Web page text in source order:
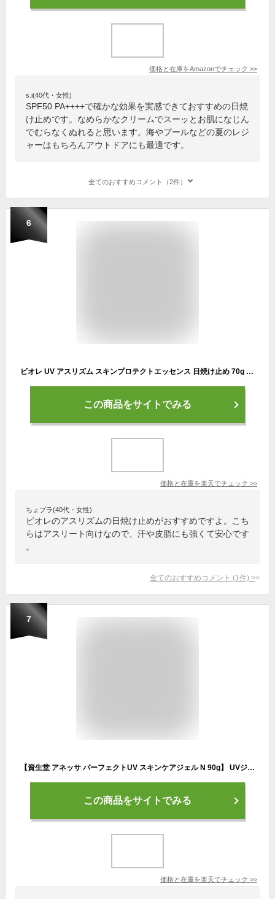
価格と在庫をAmazonでチェック >>
s.i(40代・女性)
SPF50 PA++++で確かな効果を実感できておすすめの日焼
け止めです。なめらかなクリームでスーッとお肌になじん
でむらなくぬれると思います。海やプールなどの夏のレジ
ャーはもちろんアウトドアにも最適です。
全てのおすすめコメント（2件）
6
ビオレ UV アスリズム スキンプロテクトエッセンス 日焼け止め 70g SPF50+/PA++++
この商品をサイトでみる
価格と在庫を楽天でチェック >>
ちょプラ(40代・女性)
ビオレのアスリズムの日焼け止めがおすすめですよ。こち
らはアスリート向けなので、汗や皮脂にも強くて安心です
。
全てのおすすめコメント (1 件) >
7
【資生堂 アネッサ パーフェクトUV スキンケアジェル N 90g】 UVジェル スーパーウォータープルーフ SPF50+・PA++++ UV 日焼け止め
この商品をサイトでみる
価格と在庫を楽天でチェック >>